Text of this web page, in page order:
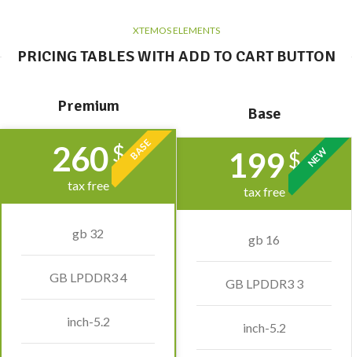
XTEMOS ELEMENTS
PRICING TABLES WITH ADD TO CART BUTTON
Base
NEW
$
199
tax free
16 gb
3 GB LPDDR3
5.2-inch
Premium
BASE
$
260
tax free
32 gb
4 GB LPDDR3
5.2-inch